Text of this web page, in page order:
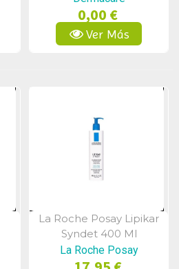
0,00 €
Ver Más
Vista Rápida
La Roche Posay Lipikar
Syndet 400 Ml
La Roche Posay